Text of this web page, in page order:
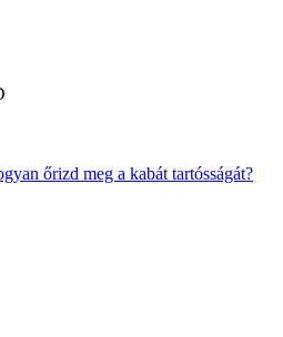
őrizd meg a kabát tartósságát?